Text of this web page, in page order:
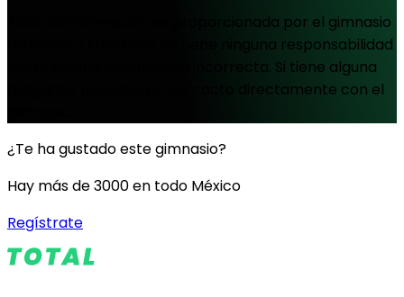
Toda la información es proporcionada por el gimnasio
asociado y TotalPass no tiene ninguna responsabilidad
sobre alguna información incorrecta. Si tiene alguna
pregunta, póngase en contacto directamente con el
¿Te ha gustado este gimnasio?
Hay más de 3000 en todo México
Regístrate